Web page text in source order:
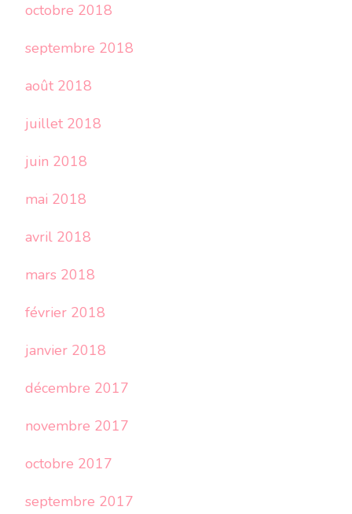
octobre 2018
septembre 2018
août 2018
juillet 2018
juin 2018
mai 2018
avril 2018
mars 2018
février 2018
janvier 2018
décembre 2017
novembre 2017
octobre 2017
septembre 2017